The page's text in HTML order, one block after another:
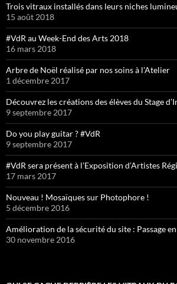
Trois vitraux installés dans leurs niches
15 août 2018
#VdR au Week-End des Arts 2018
16 mars 2018
Arbre de Noël réalisé par nos soins à l’Atelier
1 décembre 2017
Découvrez les créations des élèves du Stage
9 septembre 2017
Do you play guitar ? #VdR
9 septembre 2017
#VdR sera présent à l’Exposition d’Artistes
17 mars 2017
Nouveau ! Mosaïques sur Photophore !
5 décembre 2016
Amélioration de la sécurité du site : Passage
30 novembre 2016